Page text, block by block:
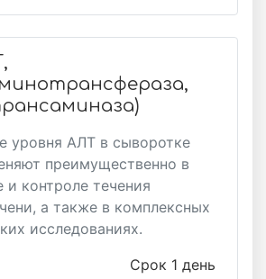
уровня АЛТ в сыворотке
преимущественно в
и контроле течения
а также в комплексных
исследованиях.
Срок 1 день